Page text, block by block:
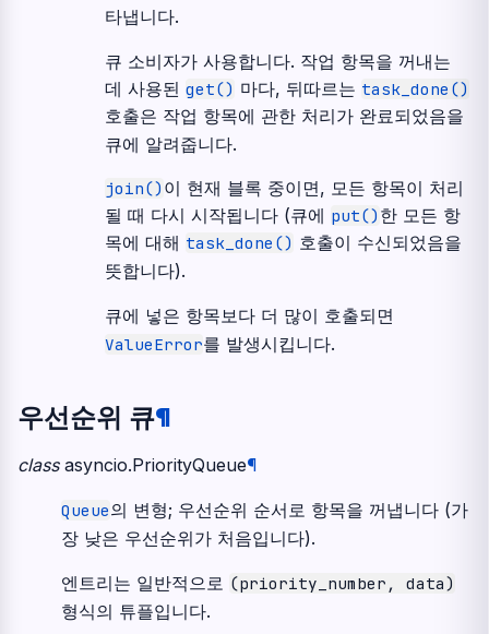
타냅니다.
큐 소비자가 사용합니다. 작업 항목을 꺼내는
데 사용된 get() 마다, 뒤따르는 task_done()
호출은 작업 항목에 관한 처리가 완료되었음을
큐에 알려줍니다.
join() 이 현재 블록 중이면, 모든 항목이 처리
될 때 다시 시작됩니다 (큐에 put() 한 모든 항
목에 대해 task_done() 호출이 수신되었음을
뜻합니다).
큐에 넣은 항목보다 더 많이 호출되면
ValueError를 발생시킵니다.
우선순위 큐¶
class asyncio.PriorityQueue¶
Queue의 변형; 우선순위 순서로 항목을 꺼냅니다 (가
장 낮은 우선순위가 처음입니다).
엔트리는 일반적으로 (priority_number, data)
형식의 튜플입니다.